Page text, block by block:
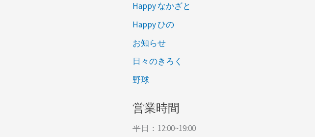
Happy なかざと
Happy ひの
お知らせ
日々のきろく
野球
営業時間
平日：12:00~19:00